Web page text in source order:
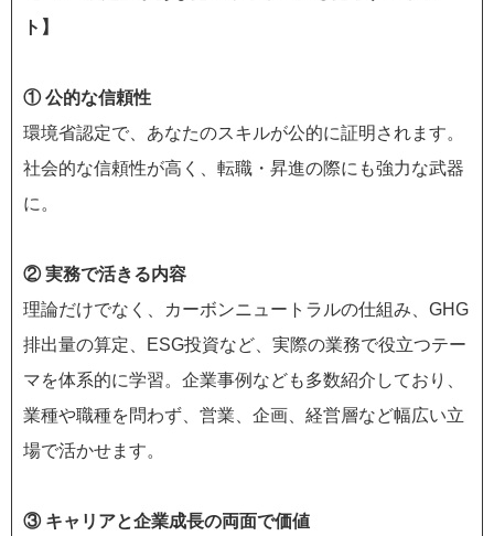
ト】
① 公的な信頼性
環境省認定で、あなたのスキルが公的に証明されます。
社会的な信頼性が高く、転職・昇進の際にも強力な武器
に。
② 実務で活きる内容
理論だけでなく、カーボンニュートラルの仕組み、GHG
排出量の算定、ESG投資など、実際の業務で役立つテー
マを体系的に学習。企業事例なども多数紹介しており、
業種や職種を問わず、営業、企画、経営層など幅広い立
場で活かせます。
③ キャリアと企業成長の両面で価値